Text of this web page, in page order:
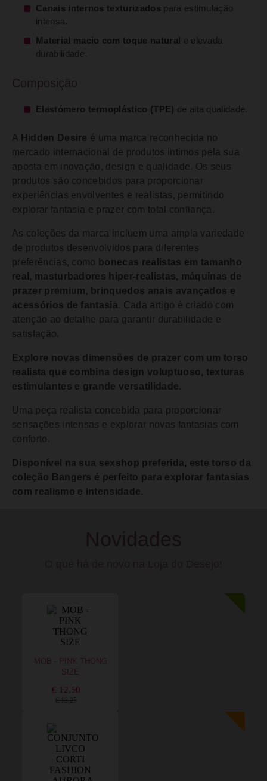
Canais internos texturizados para estimulação
intensa.
Material macio com toque natural
e elevada
durabilidade.
Composição
Elastómero termoplástico (TPE) de alta qualidade.
A Hidden Desire é uma marca reconhecida no
mercado internacional de produtos íntimos pela sua
aposta em inovação, design e qualidade. Os seus
produtos são concebidos para proporcionar
experiências envolventes e realistas, permitindo
explorar fantasia e prazer com total confiança.
As coleções da marca incluem uma ampla variedade
de produtos desenvolvidos para diferentes
preferências, como
bonecas realistas em tamanho
real, masturbadores hiper-realistas, máquinas de
prazer premium, brinquedos anais avançados e
acessórios de fantasia. Cada artigo é criado com
atenção ao detalhe para garantir durabilidade e
satisfação.
Explore novas dimensões de prazer com um torso
realista que combina design voluptuoso, texturas
estimulantes e grande versatilidade.
Uma peça realista concebida para proporcionar
sensações intensas e explorar novas fantasias com
conforto.
Disponível na sua sexshop preferida, este torso da
coleção Bangers é perfeito para explorar fantasias
com realismo e intensidade.
MOB - PINK THONG
SIZE
€ 12,50
€ 13,25